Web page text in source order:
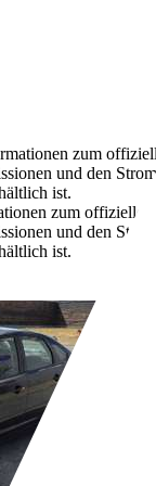
zum
und den
ist.
zum
und den
ist.